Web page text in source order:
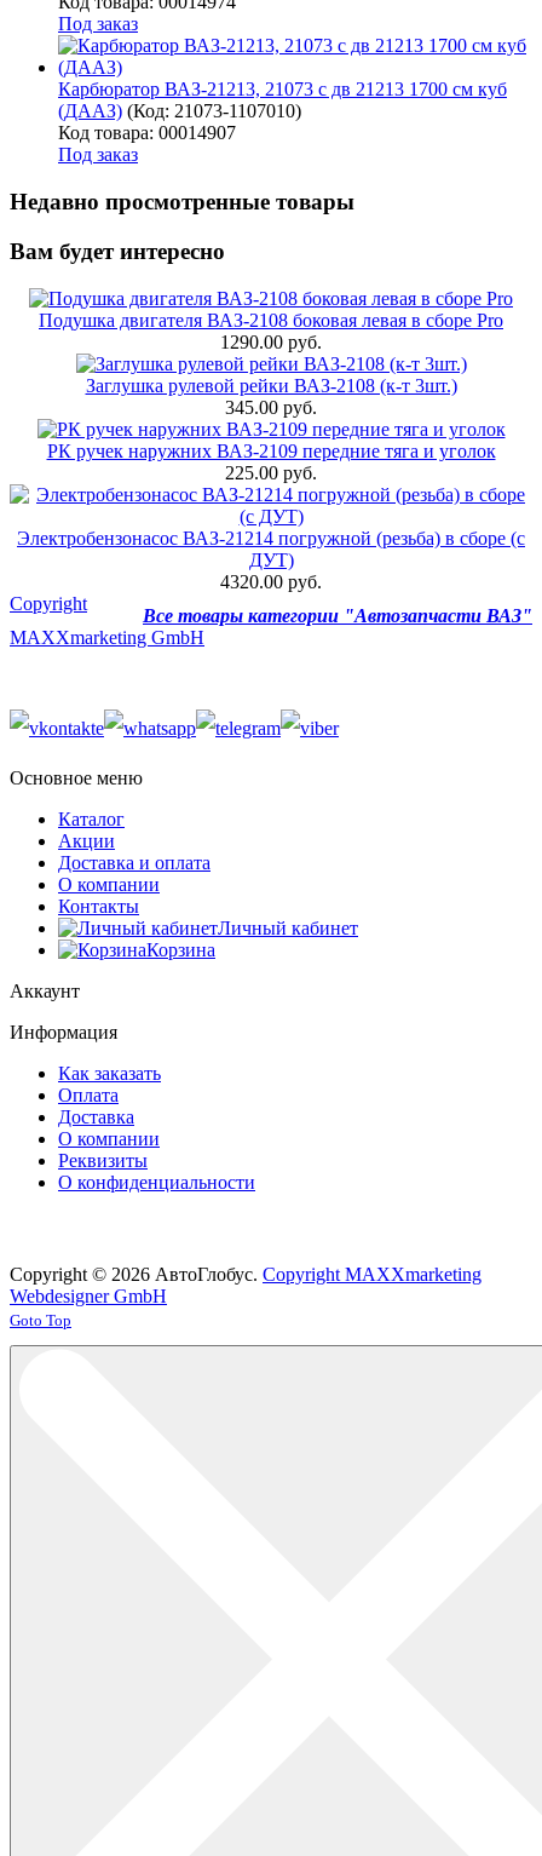
Под заказ
Карбюратор ВАЗ-21213, 21073 с дв 21213 1700 см куб
(ДААЗ) (Код: 21073-1107010)
Код товара: 00014907
Под заказ
Недавно просмотренные товары
Вам будет интересно
Подушка двигателя ВАЗ-2108 боковая левая в сборе Pro
1290.00 руб.
Заглушка рулевой рейки ВАЗ-2108 (к-т 3шт.)
345.00 руб.
РК ручек наружних ВАЗ-2109 передние тяга и уголок
225.00 руб.
Электробензонасос ВАЗ-21214 погружной (резьба) в сборе (с
ДУТ)
4320.00 руб.
Все товары категории "Автозапчасти ВАЗ"
Copyright
MAXXmarketing GmbH
Основное меню
Каталог
Акции
Доставка и оплата
О компании
Контакты
Личный кабинет
Корзина
Аккаунт
Информация
Как заказать
Оплата
Доставка
О компании
Реквизиты
О конфиденциальности
Copyright © 2026 АвтоГлобус. Copyright MAXXmarketing
Webdesigner GmbH
Joomla! 3 Templates
Goto Top